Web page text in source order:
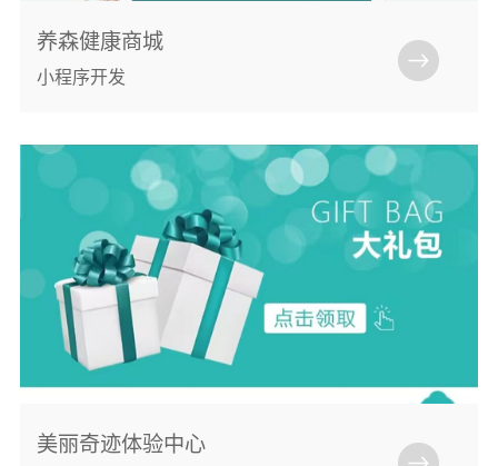
养森健康商城
小程序开发
美丽奇迹体验中心